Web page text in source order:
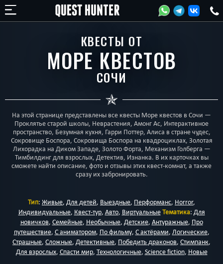
КВЕСТЫ ОТ
МОРЕ КВЕСТОВ
СОЧИ
На этой странице представлены все квесты Море квестов в Сочи —
Проклятье старой школы, Неврастения, Амонг Ас, Интерактивное
пространство, Безумная кухня, Гарри Поттер, Алиса в стране чудес,
Сокровище Боспора, Сокровища Боспора на квадроциклах, Золотая
Лихорадка на Диком Западе, Золото Форта, Механизм Голберга —
Тимбилдинг для взрослых, Детектив, Изнанка. В их карточках вы
сможете найти описание, фото и отзывы этих квест-комнат, а также
сразу их забронировать.
Тип: Живые, Для детей, Выездные, Перформанс, Horror,
Индивидуальные, Квест-тур, Авто, ВиртуальныеТематика: Для
новичков, Семейные, Необычные, Детские, Антуражные, Про
путешествие, С аниматором, По фильму, С актёрами, Логические,
Страшные, Сложные, Детективные, Победить драконов, Стимпанк,
Для взрослых, Спасти мир, Технологичные, Science fiction, Новые